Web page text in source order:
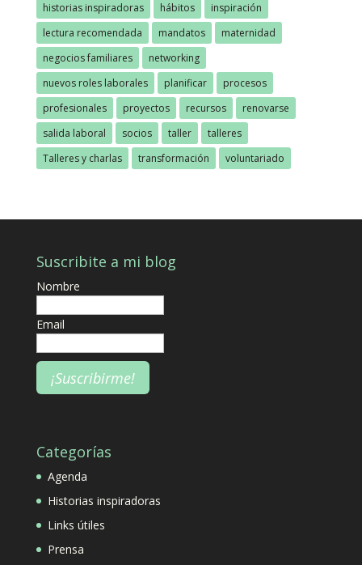
historias inspiradoras
hábitos
inspiración
lectura recomendada
mandatos
maternidad
negocios familiares
networking
nuevos roles laborales
planificar
procesos
profesionales
proyectos recursos
renovarse
salida laboral
socios taller
talleres
Talleres y charlas
transformación voluntariado
Suscribite a mi blog
Nombre
Email
Categorías
Agenda
Historias inspiradoras
Links útiles
Prensa